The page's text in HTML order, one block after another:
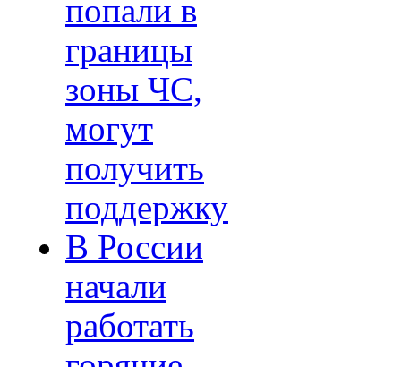
попали в
границы
зоны ЧС,
могут
получить
поддержку
В России
начали
работать